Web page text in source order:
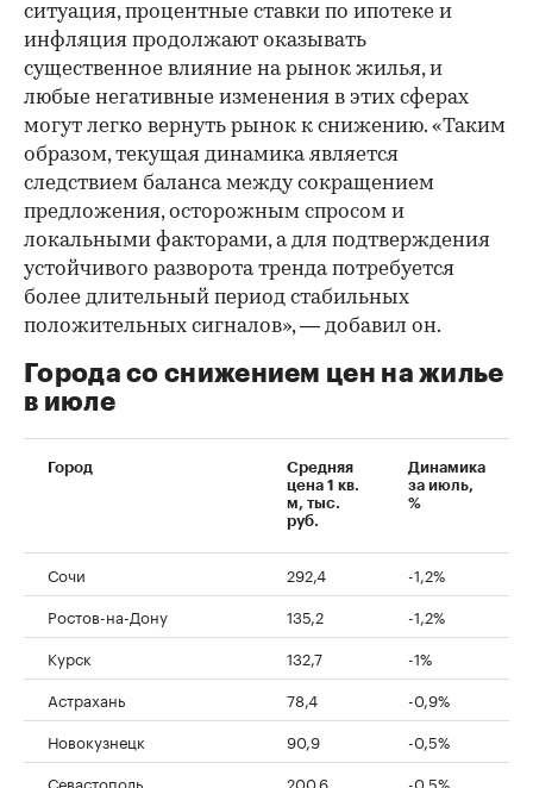
ситуация, процентные ставки по ипотеке и
инфляция продолжают оказывать
существенное влияние на рынок жилья, и
любые негативные изменения в этих сферах
могут легко вернуть рынок к снижению. «Таким
образом, текущая динамика является
следствием баланса между сокращением
предложения, осторожным спросом и
локальными факторами, а для подтверждения
устойчивого разворота тренда потребуется
более длительный период стабильных
положительных сигналов», — добавил он.
Города со снижением цен на жилье
в июле
Город
Средняя
цена 1 кв.
м, тыс.
руб.
Динамика
за июль,
%
Сочи 292,4
-1,2%
Ростов-на-Дону
135,2
-1,2%
Курск
132,7
-1%
Астрахань
78,4
-0,9%
Новокузнецк
90,9
-0,5%
Севастополь
200,6 -0,5%